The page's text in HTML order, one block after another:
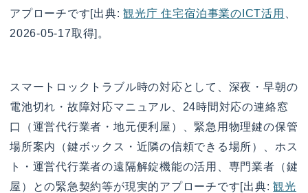
アプローチです[出典:観光庁 住宅宿泊事業のICT活用
2026-05-17取得]。
スマートロックトラブル時の対応として、深夜・早朝の
電池切れ・故障対応マニュアル、24時間対応の連絡窓
口（運営代行業者・地元便利屋）、緊急用物理鍵の保管
場所案内（鍵ボックス・近隣の信頼できる場所）、ホス
ト・運営代行業者の遠隔解錠機能の活用、専門業者（鍵
屋）との緊急契約等が現実的アプローチです[出典:観光